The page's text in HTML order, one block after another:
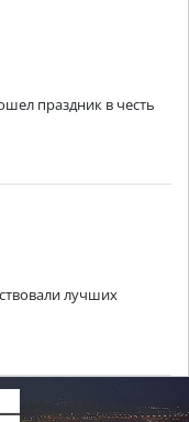
праздник в честь
лучших